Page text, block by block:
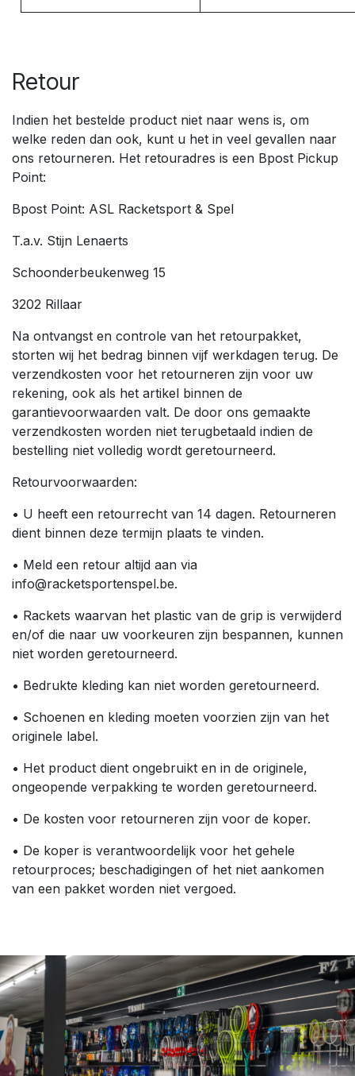
Retour
Indien het bestelde product niet naar wens is, om
welke reden dan ook, kunt u het in veel gevallen naar
ons retourneren. Het retouradres is een Bpost Pickup
Point:
Bpost Point: ASL Racketsport & Spel
T.a.v. Stijn Lenaerts
Schoonderbeukenweg 15
3202 Rillaar
Na ontvangst en controle van het retourpakket,
storten wij het bedrag binnen vijf werkdagen terug. De
verzendkosten voor het retourneren zijn voor uw
rekening, ook als het artikel binnen de
garantievoorwaarden valt. De door ons gemaakte
verzendkosten worden niet terugbetaald indien de
bestelling niet volledig wordt geretourneerd.
Retourvoorwaarden:
• U heeft een retourrecht van 14 dagen. Retourneren
dient binnen deze termijn plaats te vinden.
• Meld een retour altijd aan via
info@racketsportenspel.be.
• Rackets waarvan het plastic van de grip is verwijderd
en/of die naar uw voorkeuren zijn bespannen, kunnen
niet worden geretourneerd.
• Bedrukte kleding kan niet worden geretourneerd.
• Schoenen en kleding moeten voorzien zijn van het
originele label.
• Het product dient ongebruikt en in de originele,
ongeopende verpakking te worden geretourneerd.
• De kosten voor retourneren zijn voor de koper.
• De koper is verantwoordelijk voor het gehele
retourproces; beschadigingen of het niet aankomen
van een pakket worden niet vergoed.